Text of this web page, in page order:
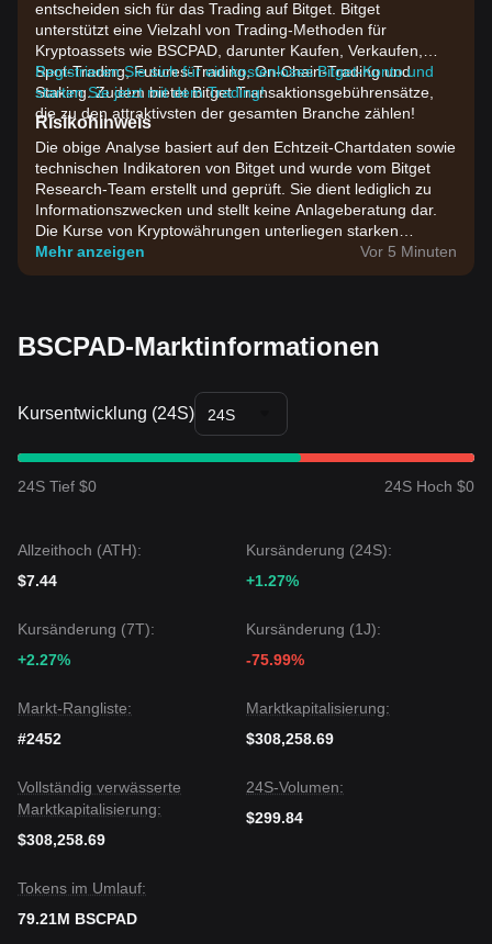
entscheiden sich für das Trading auf Bitget. Bitget
unterstützt eine Vielzahl von Trading-Methoden für
Kryptoassets wie BSCPAD, darunter Kaufen, Verkaufen,
Spot-Trading, Futures-Trading, On-Chain-Trading und
Staking. Zudem bietet Bitget Transaktionsgebührensätze,
die zu den attraktivsten der gesamten Branche zählen!
Registrieren Sie sich für ein kostenloses Bitget-Konto und
starten Sie jetzt mit dem Trading!
Risikohinweis
Die obige Analyse basiert auf den Echtzeit-Chartdaten sowie
technischen Indikatoren von Bitget und wurde vom Bitget
Research-Team erstellt und geprüft. Sie dient lediglich zu
Informationszwecken und stellt keine Anlageberatung dar.
Die Kurse von Kryptowährungen unterliegen starken
Schwankungen. Bitte treffen Sie Investmententscheidungen
entsprechend Ihrer eigenen Risikobereitschaft.
Mehr anzeigen Vor 5 Minuten
BSCPAD-Marktinformationen
Kursentwicklung (24S) 24S
24S Tief $0 24S Hoch $0
Allzeithoch (ATH):
$7.44
Kursänderung (24S):
+1.27%
Kursänderung (7T):
+2.27%
Kursänderung (1J):
-75.99%
Markt-Rangliste:
#2452
Marktkapitalisierung:
$308,258.69
Vollständig verwässerte
Marktkapitalisierung:
$308,258.69
24S-Volumen:
$299.84
Tokens im Umlauf:
79.21M BSCPAD